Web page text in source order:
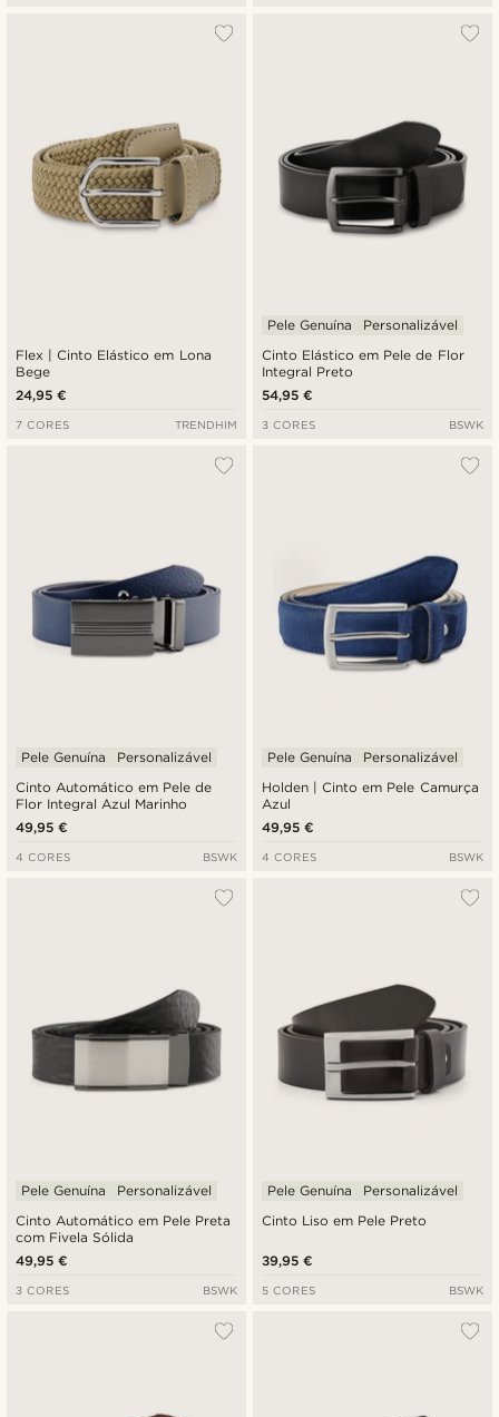
Flex | Cinto Elástico em Lona
Bege
24,95 €
7 CORES TRENDHIM
Cinto Elástico em Pele de Flor
Integral Preto
Pele Genuína Personalizável
54,95 €
3 CORES BSWK
Cinto Automático em Pele de
Flor Integral Azul Marinho
Pele Genuína Personalizável
49,95 €
4 CORES BSWK
Holden | Cinto em Pele Camurça
Azul
Pele Genuína Personalizável
49,95 €
4 CORES BSWK
Cinto Automático em Pele Preta
com Fivela Sólida
Pele Genuína Personalizável
49,95 €
3 CORES BSWK
Cinto Liso em Pele Preto
Pele Genuína Personalizável
39,95 €
5 CORES BSWK